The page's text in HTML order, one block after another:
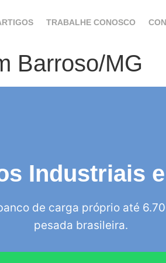
TRABALHE CONOSCO
Barroso/MG
Industriais
de carga próprio até
pesada brasileira.